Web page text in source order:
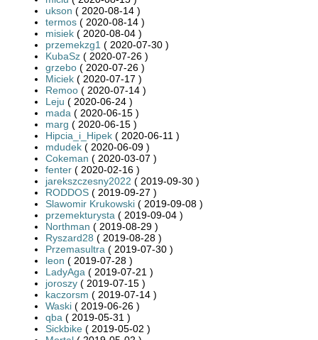
ukson ( 2020-08-14 )
termos ( 2020-08-14 )
misiek ( 2020-08-04 )
przemekzg1 ( 2020-07-30 )
KubaSz ( 2020-07-26 )
grzebo ( 2020-07-26 )
Miciek ( 2020-07-17 )
Remoo ( 2020-07-14 )
Leju ( 2020-06-24 )
mada ( 2020-06-15 )
marg ( 2020-06-15 )
Hipcia_i_Hipek ( 2020-06-11 )
mdudek ( 2020-06-09 )
Cokeman ( 2020-03-07 )
fenter ( 2020-02-16 )
jarekszczesny2022 ( 2019-09-30 )
RODDOS ( 2019-09-27 )
Slawomir Krukowski ( 2019-09-08 )
przemekturysta ( 2019-09-04 )
Northman ( 2019-08-29 )
Ryszard28 ( 2019-08-28 )
Przemasultra ( 2019-07-30 )
leon ( 2019-07-28 )
LadyAga ( 2019-07-21 )
joroszy ( 2019-07-15 )
kaczorsm ( 2019-07-14 )
Waski ( 2019-06-26 )
qba ( 2019-05-31 )
Sickbike ( 2019-05-02 )